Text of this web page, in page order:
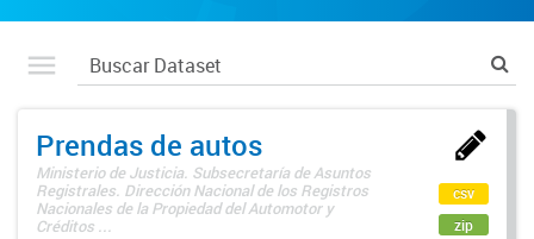
Prendas de autos
Ministerio de Justicia. Subsecretaría de Asuntos
Registrales. Dirección Nacional de los Registros
Nacionales de la Propiedad del Automotor y
Créditos ...
csv
zip